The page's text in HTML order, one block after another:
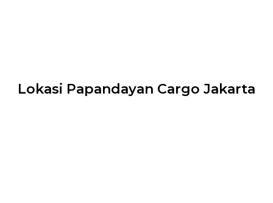
Lokasi Papandayan Cargo Jakarta